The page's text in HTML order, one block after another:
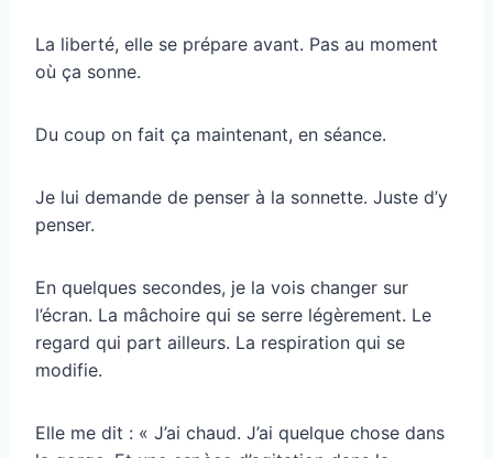
La liberté, elle se prépare avant. Pas au moment
où ça sonne.
Du coup on fait ça maintenant, en séance.
Je lui demande de penser à la sonnette. Juste d’y
penser.
En quelques secondes, je la vois changer sur
l’écran. La mâchoire qui se serre légèrement. Le
regard qui part ailleurs. La respiration qui se
modifie.
Elle me dit : « J’ai chaud. J’ai quelque chose dans